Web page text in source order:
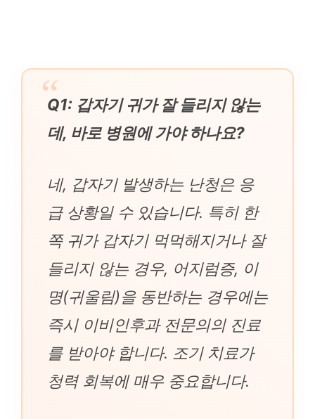
Q1: 갑자기 귀가 잘 들리지 않는
데, 바로 병원에 가야 하나요?
네, 갑자기 발생하는 난청은 응
급 상황일 수 있습니다. 특히 한
쪽 귀가 갑자기 먹먹해지거나 잘
들리지 않는 경우, 어지럼증, 이
명(귀울림)을 동반하는 경우에는
즉시 이비인후과 전문의의 진료
를 받아야 합니다. 조기 치료가
청력 회복에 매우 중요합니다.